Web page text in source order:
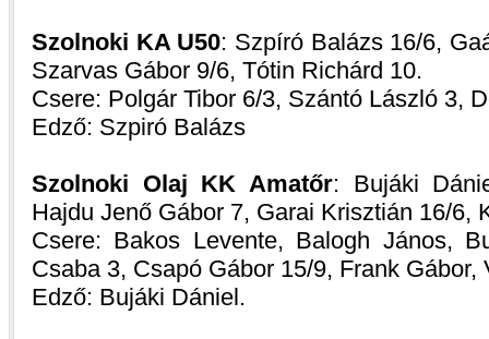
Szolnoki KA U50: Szpíró Balázs 16/6,
Szarvas Gábor 9/6, Tótin Richárd 10.
Csere: Polgár Tibor 6/3, Szántó László 3,
Edző: Szpiró Balázs
Szolnoki Olaj KK Amatőr: Bujáki
Hajdu Jenő Gábor 7, Garai Krisztián 16/6,
Csere: Bakos Levente, Balogh János,
Csaba 3, Csapó Gábor 15/9, Frank Gábor,
Edző: Bujáki Dániel.